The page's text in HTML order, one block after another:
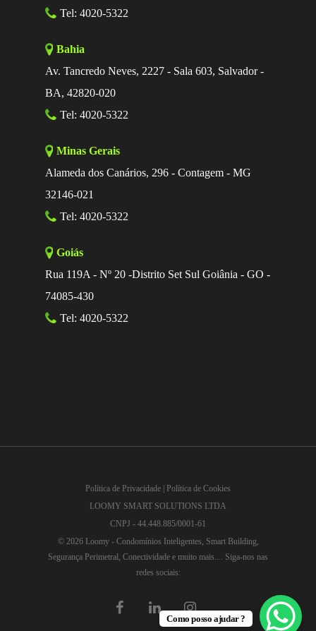
Tel: 4020-5322
Bahia
Av. Tancredo Neves, 2227 - Sala 603, Salvador -
BA, 42820-020
Tel: 4020-5322
Minas Gerais
Alameda dos Canários, 296 - Contagem - MG
32146-021
Tel: 4020-5322
Goiás
Rua 119A - Nº 20 -Distrito Set Sul Goiânia - GO -
74085-430
Tel: 4020-5322
Política de Privacidade
Política de Cookies
LOOMY SMART SOLUTIONS LTDA
CNPJ - 44.448.885/0001-61
© 2026 Loomy - Condomínios Inteligentes, Smart Building,
Segurança Perimetral, Conectividade e muito mais.... Siga-nos nas
redes sociais:
facebook linkedin instagram
Como posso ajudar ?